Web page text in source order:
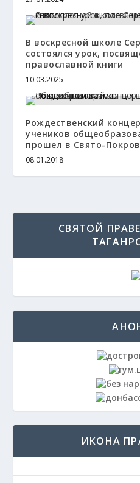
В воскресной школе
состоялся урок,
православной книги
10.03.2025
Рождественский
учеников
прошел в Свято-
08.01.2018
СВЯТОЙ
ИКОНА